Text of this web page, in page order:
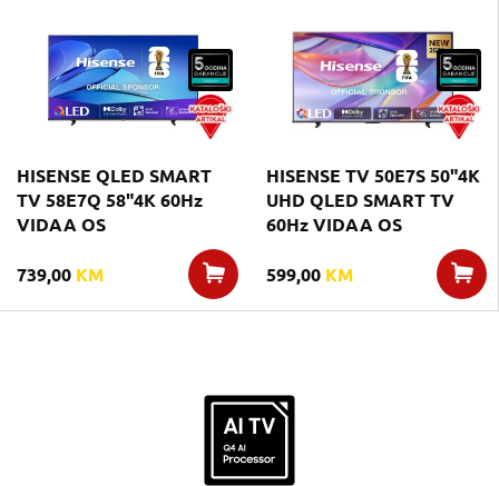
HISENSE QLED SMART
TV 58E7Q 58"4K 60Hz
VIDAA OS
739,00 KM
HISENSE TV 50E7S 50"4K
UHD QLED SMART TV
60Hz VIDAA OS
599,00 KM